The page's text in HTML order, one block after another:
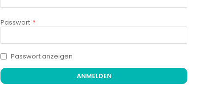
Passwort
Passwort anzeigen
ANMELDEN